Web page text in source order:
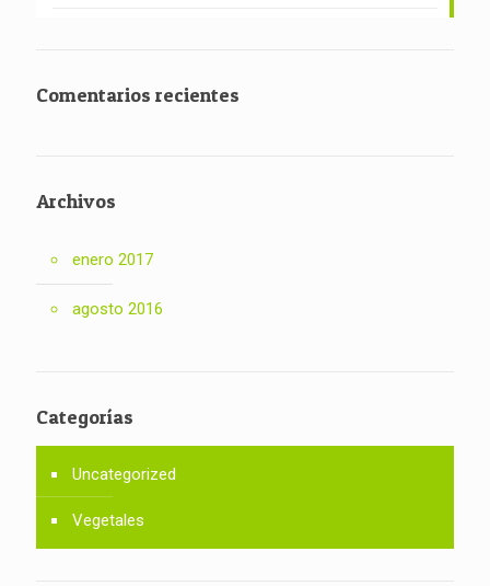
Comentarios recientes
Archivos
enero 2017
agosto 2016
Categorías
Uncategorized
Vegetales